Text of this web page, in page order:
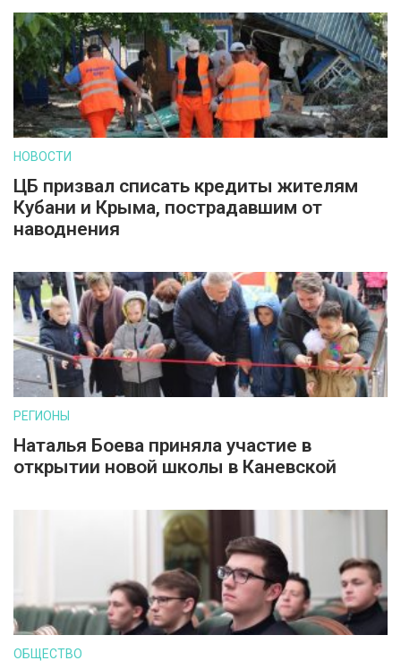
НОВОСТИ
ЦБ призвал списать кредиты жителям
Кубани и Крыма, пострадавшим от
наводнения
РЕГИОНЫ
Наталья Боева приняла участие в
открытии новой школы в Каневской
ОБЩЕСТВО